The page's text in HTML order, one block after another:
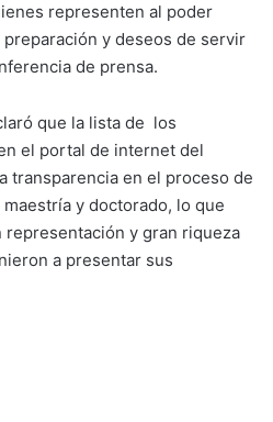
representen al poder
y deseos de servir
de prensa.
que la lista de los
el portal de internet del
transparencia en el proceso de
y doctorado, lo que
representación y gran riqueza
a presentar sus